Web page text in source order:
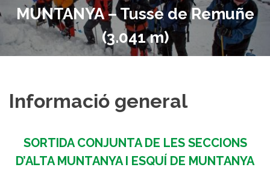
n
MUNTANYA – Tusse de Remuñe
(3.041 m)
Informació general
SORTIDA CONJUNTA DE LES SECCIONS
D’ALTA MUNTANYA I ESQUÍ DE MUNTANYA